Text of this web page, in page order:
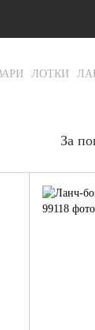
'G-
ЛОТКИ
За